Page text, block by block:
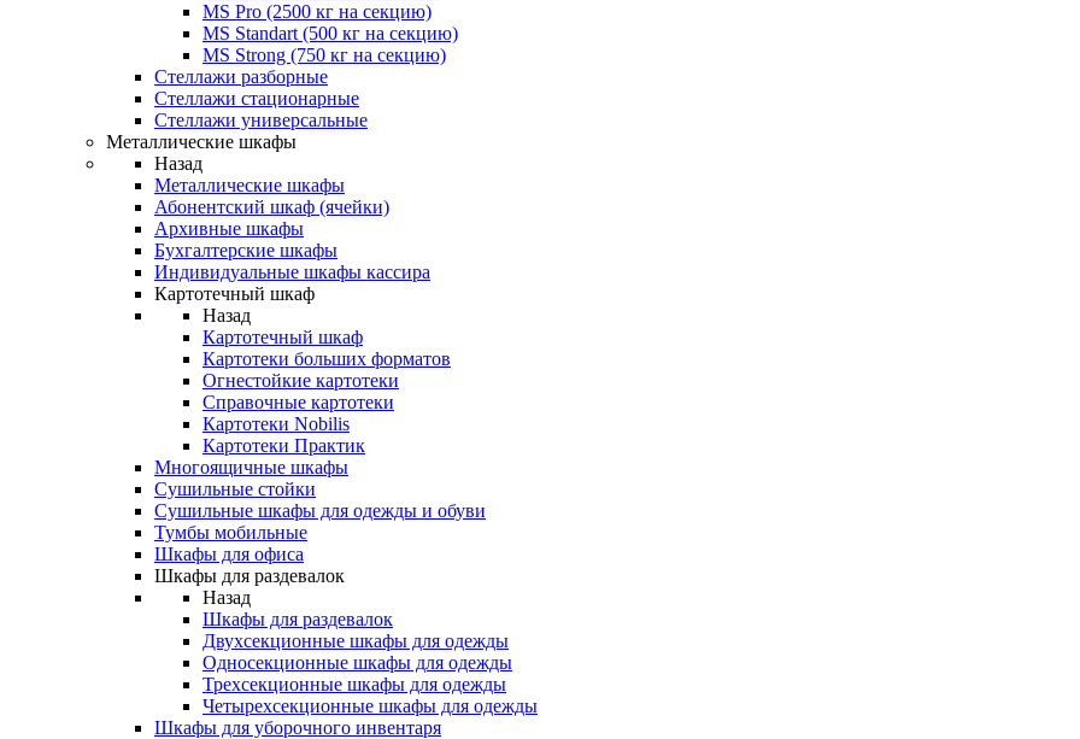
MS Pro (2500 кг на секцию)
MS Standart (500 кг на секцию)
MS Strong (750 кг на секцию)
Стеллажи разборные
Стеллажи стационарные
Стеллажи универсальные
Металлические шкафы
Назад
Металлические шкафы
Абонентский шкаф (ячейки)
Архивные шкафы
Бухгалтерские шкафы
Индивидуальные шкафы кассира
Картотечный шкаф
Назад
Картотечный шкаф
Картотеки больших форматов
Огнестойкие картотеки
Справочные картотеки
Картотеки Nobilis
Картотеки Практик
Многоящичные шкафы
Сушильные стойки
Сушильные шкафы для одежды и обуви
Тумбы мобильные
Шкафы для офиса
Шкафы для раздевалок
Назад
Шкафы для раздевалок
Двухсекционные шкафы для одежды
Односекционные шкафы для одежды
Трехсекционные шкафы для одежды
Четырехсекционные шкафы для одежды
Шкафы для уборочного инвентаря